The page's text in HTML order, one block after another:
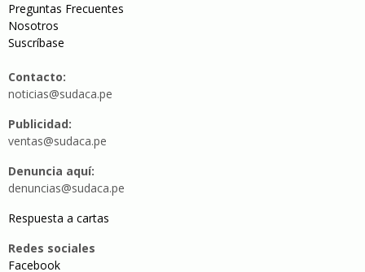
Preguntas Frecuentes
Nosotros
Suscríbase
Contacto:
noticias@sudaca.pe
Publicidad:
ventas@sudaca.pe
Denuncia aquí:
denuncias@sudaca.pe
Respuesta a cartas
Redes sociales
Facebook